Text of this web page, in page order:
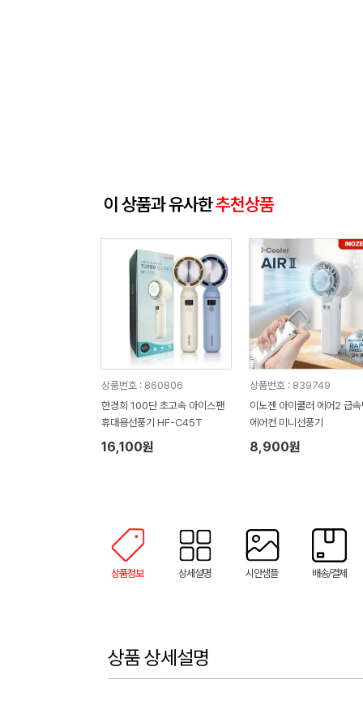
이 상품과 유사한추천상품
상품번호 : 860806
한경희 100단 초고속 아이스팬
휴대용선풍기 HF-C45T
16,100원
상품번호 : 839749
이노젠 아이쿨러 에어2 급
에어컨 미니선풍기
8,900원
상품정보 상세설명 시안샘플 배송/결제
상품 상세설명